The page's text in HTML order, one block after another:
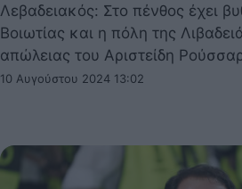
Λεβαδειακός: Στο πένθος έχει
Βοιωτίας και η πόλη της
απώλειας του Αριστείδη
10 Αυγούστου 2024 13:02